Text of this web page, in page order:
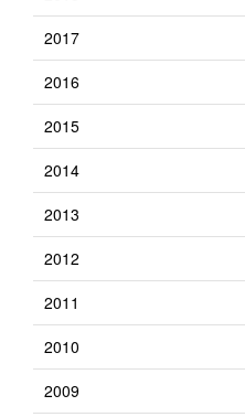
2017
2016
2015
2014
2013
2012
2011
2010
2009